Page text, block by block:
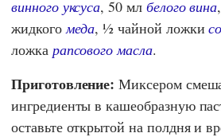
винного уксуса, 50 мл белого вина
жидкого меда, ½ чайной ложки
ложка рапсового масла.
Приготовление: Миксером
ингредиенты в кашеобразную
оставьте открытой на полдня и